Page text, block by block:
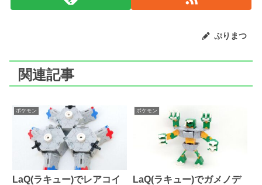
ぷりまつ
関連記事
ポケモン
LaQ(ラキュー)でレアコイ
ポケモン
LaQ(ラキュー)でガメノデ